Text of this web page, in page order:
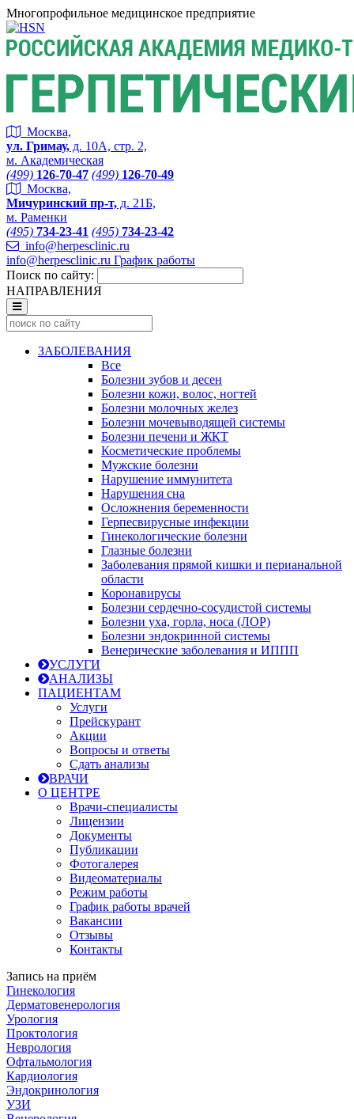
Многопрофильное медицинское предприятие
Москва,
ул. Гримау, д. 10А, стр. 2,
м. Академическая
(499) 126-70-47 (499) 126-70-49
Москва,
Мичуринский пр-т, д. 21Б,
м. Раменки
(495) 734-23-41 (495) 734-23-42
info@herpesclinic.ru
info@herpesclinic.ru График работы
Поиск по сайту:
НАПРАВЛЕНИЯ
ЗАБОЛЕВАНИЯ
Все
Болезни зубов и десен
Болезни кожи, волос, ногтей
Болезни молочных желез
Болезни мочевыводящей системы
Болезни печени и ЖКТ
Косметические проблемы
Мужские болезни
Нарушение иммунитета
Нарушения сна
Осложнения беременности
Герпесвирусные инфекции
Гинекологические болезни
Глазные болезни
Заболевания прямой кишки и перианальной
области
Коронавирусы
Болезни сердечно-сосудистой системы
Болезни уха, горла, носа (ЛОР)
Болезни эндокринной системы
Венерические заболевания и ИППП
УСЛУГИ
АНАЛИЗЫ
ПАЦИЕНТАМ
Услуги
Прейскурант
Акции
Вопросы и ответы
Сдать анализы
ВРАЧИ
О ЦЕНТРЕ
Врачи-специалисты
Лицензии
Документы
Публикации
Фотогалерея
Видеоматериалы
Режим работы
График работы врачей
Вакансии
Отзывы
Контакты
Запись на приём
Гинекология
Дерматовенерология
Урология
Проктология
Неврология
Офтальмология
Кардиология
Эндокринология
УЗИ